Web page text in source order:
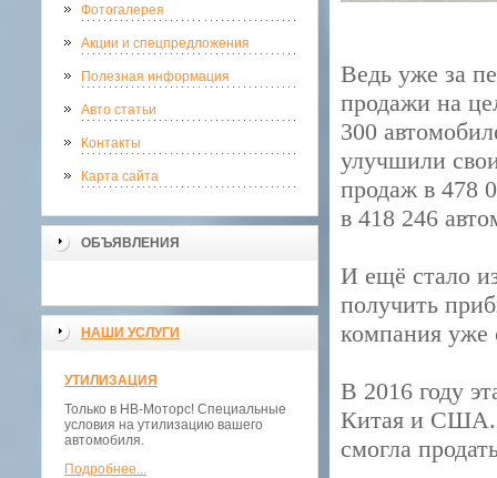
Фотогалерея
Акции и спецпредложения
Полезная информация
Авто статьи
Контакты
Карта сайта
ОБЪЯВЛЕНИЯ
НАШИ УСЛУГИ
УТИЛИЗАЦИЯ
Только в НВ-Моторс! Специальные
условия на утилизацию вашего
автомобиля.
Подробнее...
Ведь уже за
продажи на
300
улучшили
продаж в 478
в 418 246
И ещё стало
получить
компания уже
В 2016 году
Китая и США.
смогла